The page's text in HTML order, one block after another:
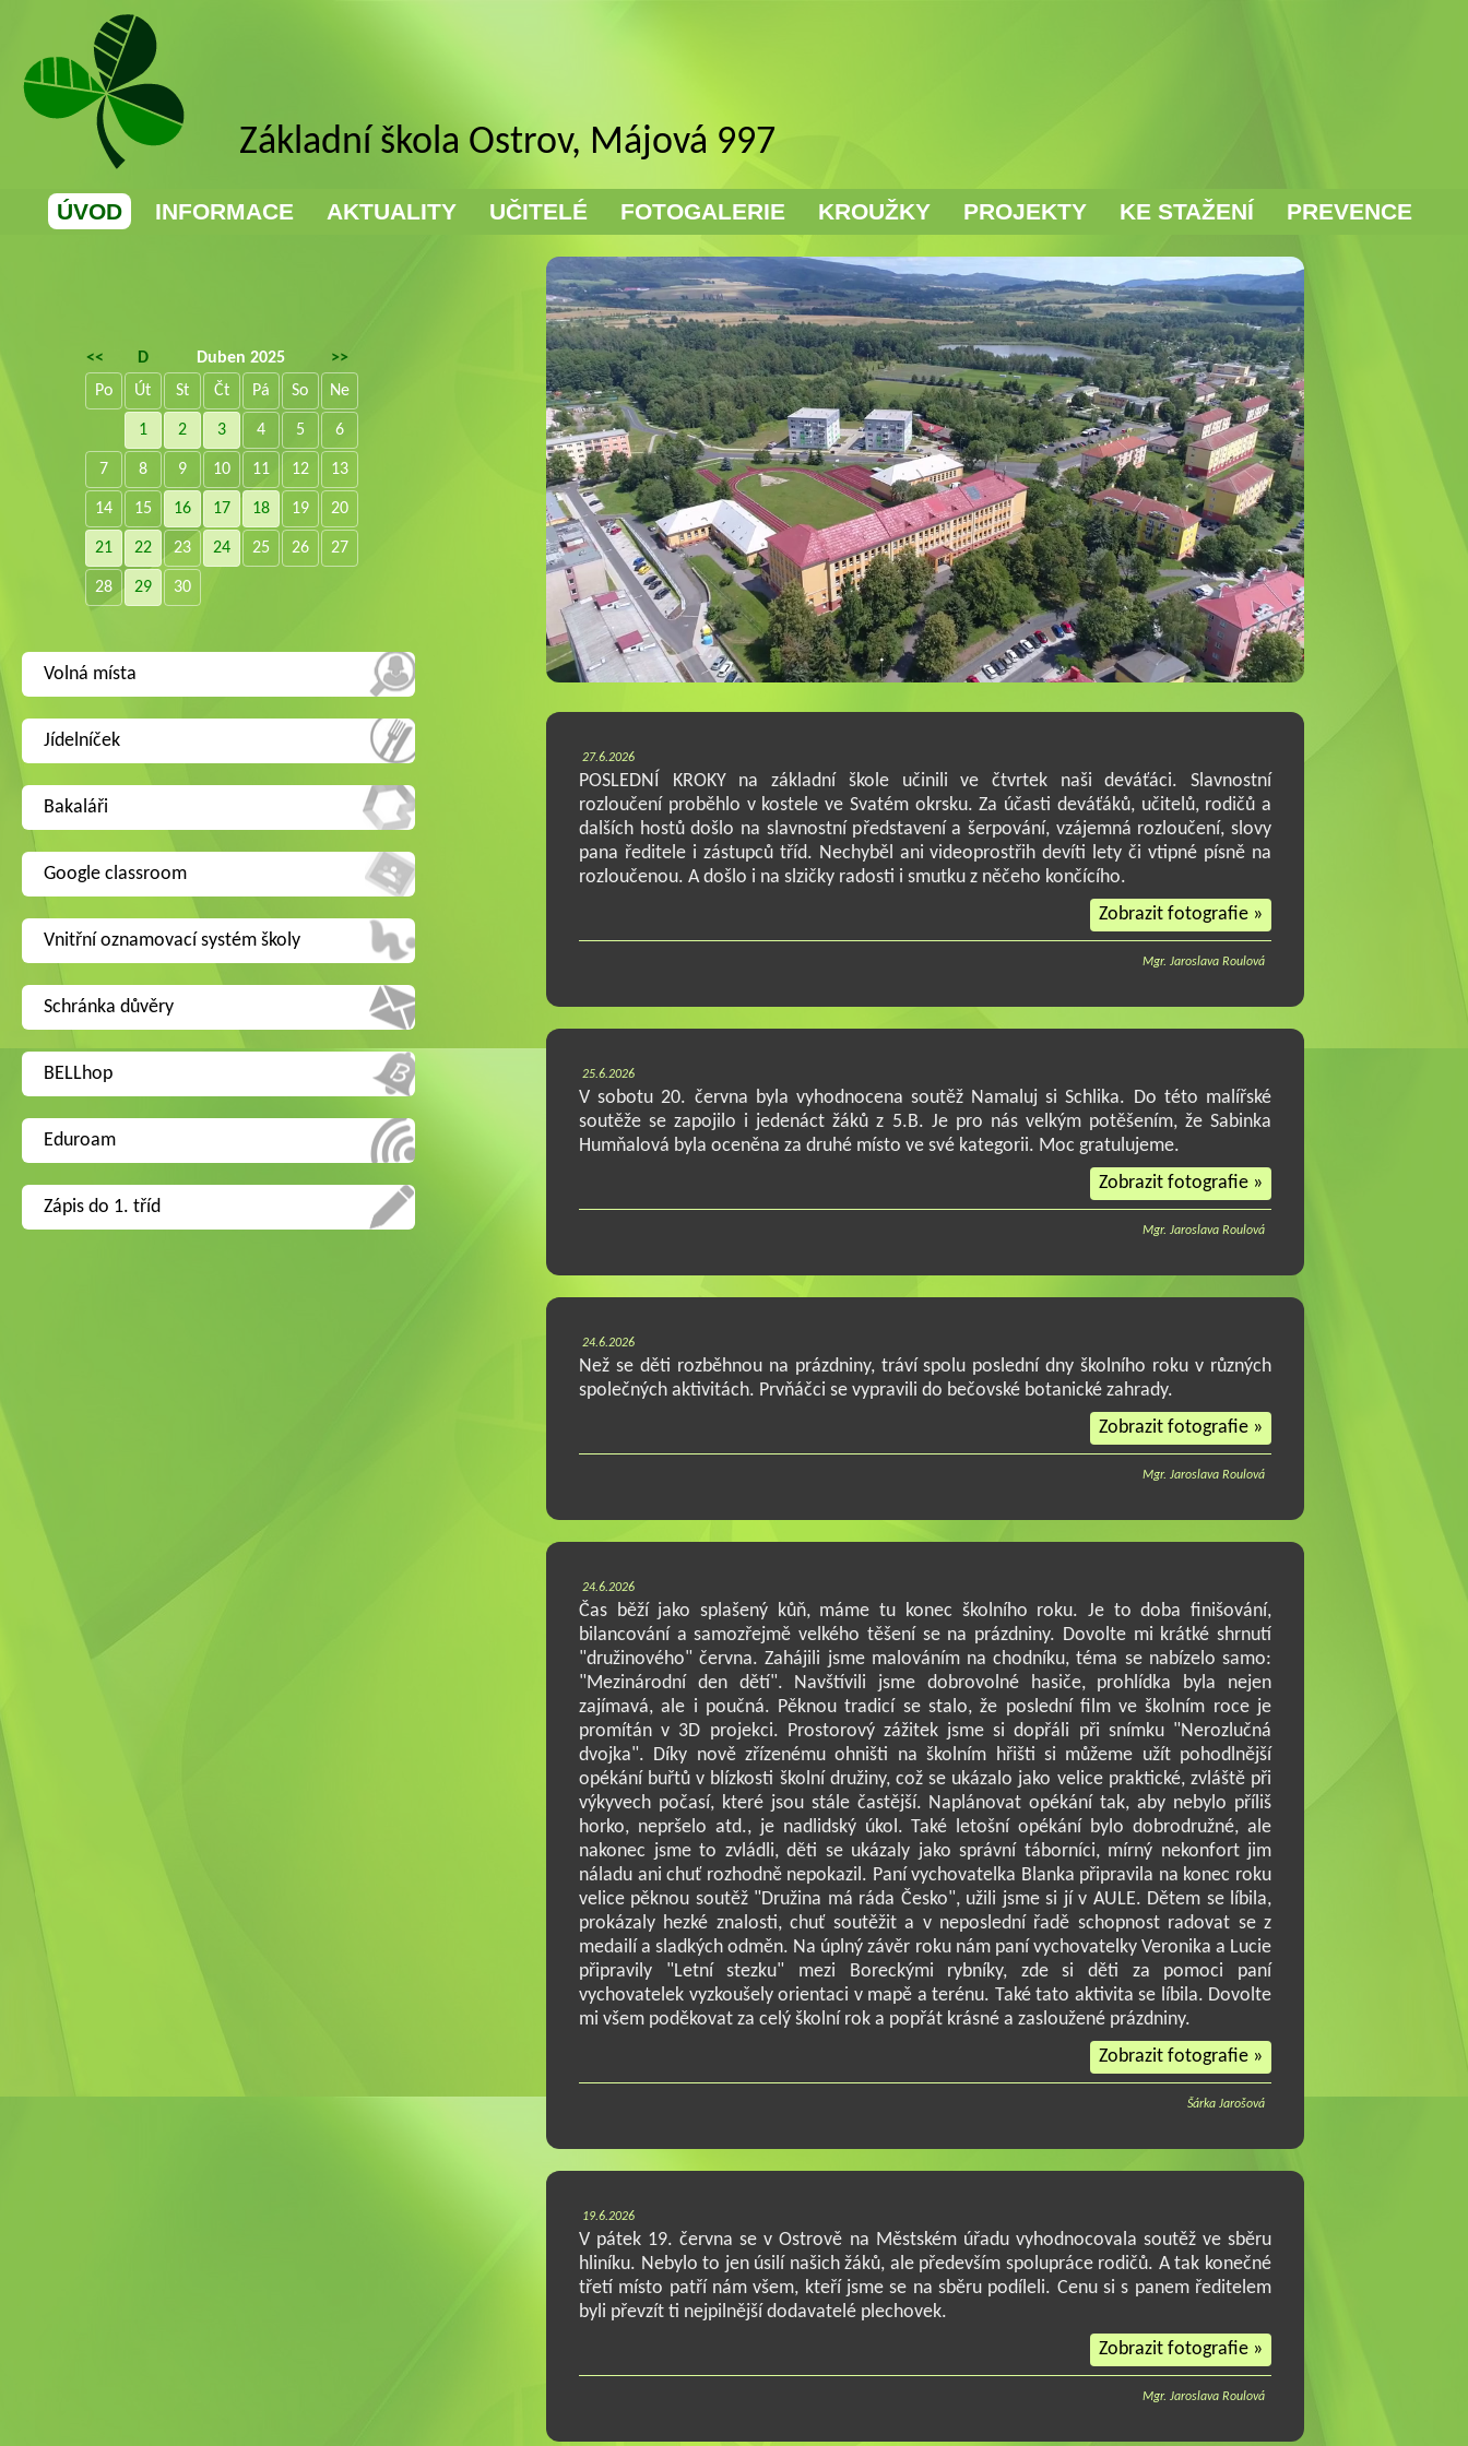
Základní škola Ostrov, Májová 997
ÚVOD INFORMACE AKTUALITY UČITELÉ FOTOGALERIE KROUŽKY PROJEKTY KE STAŽENÍ PREVENCE
27.6.2026
POSLEDNÍ KROKY na základní škole učinili ve čtvrtek naši deváťáci. Slavnostní
rozloučení proběhlo v kostele ve Svatém okrsku. Za účasti deváťáků, učitelů, rodičů a
dalších hostů došlo na slavnostní představení a šerpování, vzájemná rozloučení, slovy
pana ředitele i zástupců tříd. Nechyběl ani videoprostřih devíti lety či vtipné písně na
rozloučenou. A došlo i na slzičky radosti i smutku z něčeho končícího.
Zobrazit fotografie »
Mgr. Jaroslava Roulová
25.6.2026
V sobotu 20. června byla vyhodnocena soutěž Namaluj si Schlika. Do této malířské
soutěže se zapojilo i jedenáct žáků z 5.B. Je pro nás velkým potěšením, že Sabinka
Humňalová byla oceněna za druhé místo ve své kategorii. Moc gratulujeme.
Zobrazit fotografie »
Mgr. Jaroslava Roulová
24.6.2026
Než se děti rozběhnou na prázdniny, tráví spolu poslední dny školního roku v různých
společných aktivitách. Prvňáčci se vypravili do bečovské botanické zahrady.
Zobrazit fotografie »
Mgr. Jaroslava Roulová
24.6.2026
Čas běží jako splašený kůň, máme tu konec školního roku. Je to doba finišování,
bilancování a samozřejmě velkého těšení se na prázdniny. Dovolte mi krátké shrnutí
"družinového" června. Zahájili jsme malováním na chodníku, téma se nabízelo samo:
"Mezinárodní den dětí". Navštívili jsme dobrovolné hasiče, prohlídka byla nejen
zajímavá, ale i poučná. Pěknou tradicí se stalo, že poslední film ve školním roce je
promítán v 3D projekci. Prostorový zážitek jsme si dopřáli při snímku "Nerozlučná
dvojka". Díky nově zřízenému ohništi na školním hřišti si můžeme užít pohodlnější
opékání buřtů v blízkosti školní družiny, což se ukázalo jako velice praktické, zvláště při
výkyvech počasí, které jsou stále častější. Naplánovat opékání tak, aby nebylo příliš
horko, nepršelo atd., je nadlidský úkol. Také letošní opékání bylo dobrodružné, ale
nakonec jsme to zvládli, děti se ukázaly jako správní táborníci, mírný nekonfort jim
náladu ani chuť rozhodně nepokazil. Paní vychovatelka Blanka připravila na konec roku
velice pěknou soutěž "Družina má ráda Česko", užili jsme si jí v AULE. Dětem se líbila,
prokázaly hezké znalosti, chuť soutěžit a v neposlední řadě schopnost radovat se z
medailí a sladkých odměn. Na úplný závěr roku nám paní vychovatelky Veronika a Lucie
připravily "Letní stezku" mezi Boreckými rybníky, zde si děti za pomoci paní
vychovatelek vyzkoušely orientaci v mapě a terénu. Také tato aktivita se líbila. Dovolte
mi všem poděkovat za celý školní rok a popřát krásné a zasloužené prázdniny.
Zobrazit fotografie »
Šárka Jarošová
19.6.2026
V pátek 19. června se v Ostrově na Městském úřadu vyhodnocovala soutěž ve sběru
hliníku. Nebylo to jen úsilí našich žáků, ale především spolupráce rodičů. A tak konečné
třetí místo patří nám všem, kteří jsme se na sběru podíleli. Cenu si s panem ředitelem
byli převzít ti nejpilnější dodavatelé plechovek.
Zobrazit fotografie »
Mgr. Jaroslava Roulová
<< D Duben 2025
>>
Po
Út St Čt Pá So Ne
1 2 3 4 5 6
7 8 9 10 11 12 13
14 15 16 17 18 19 20
21 22 23 24 25 26 27
28 29 30
Volná místa
Jídelníček
Bakaláři
Google classroom
Vnitřní oznamovací systém školy
Schránka důvěry
BELLhop
Eduroam
Zápis do 1. tříd